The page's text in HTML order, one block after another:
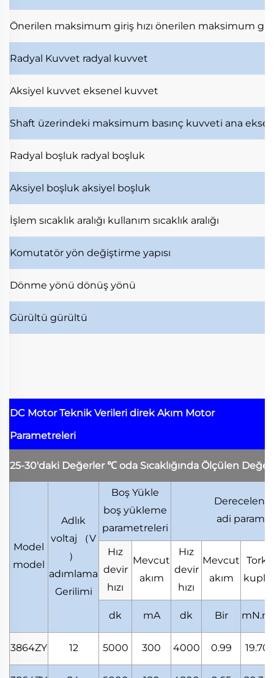
Önerilen maksimum giriş hızı önerilen maksimum
Radyal Kuvvet radyal kuvvet
Aksiyel kuvvet eksenel kuvvet
Shaft üzerindeki maksimum basınç kuvveti ana
Radyal boşluk radyal boşluk
Aksiyel boşluk aksiyel boşluk
İşlem sıcaklık aralığı kullanım sıcaklık aralığı
Komutatör yön değiştirme yapısı
Dönme yönü dönüş yönü
Gürültü gürültü
DC Motor Teknik Verileri direk Akım Motor
Parametreleri
25-30'daki Değerler ℃ oda Sıcaklığında Ölçülen
Model
model
Adlık
voltaj
（V
）
adımlama
Gerilimi
Boş Yükle
boş yükleme
parametreleri
adi
Hız
devir
hızı
Mevcut
akım
Hız
devir
hızı
Mevcut
akım
Tork
kupla
dk mA dk Bir mN.m
3864ZY 12 5000 300 4000 0.99 19.70